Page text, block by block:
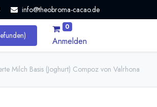
info@theobroma-cacao.de
0
Anmelden
Milch Basis (Joghurt) Compoz von Valrhona